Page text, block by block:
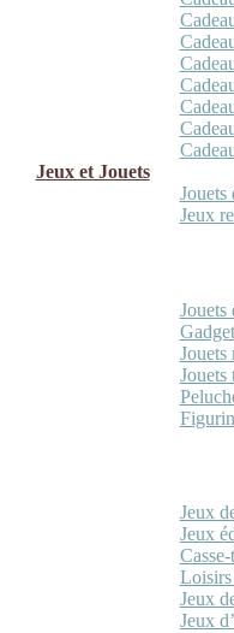
Jeux et Jouets
Jouets
Jeux
Jouets
Jouets
Jouets
Jeux
Jeux
Casse-
Loisirs
Jeux
Jeux